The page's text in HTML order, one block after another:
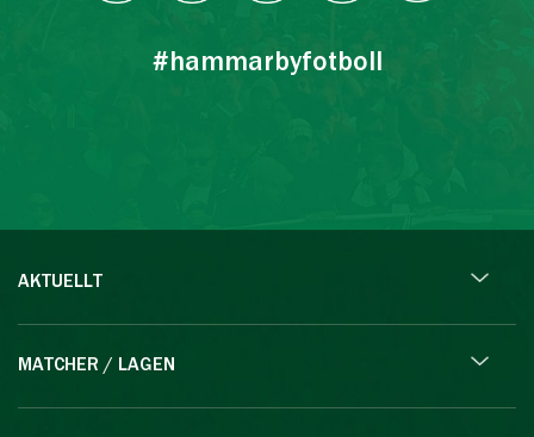
#hammarbyfotboll
AKTUELLT
MATCHER / LAGEN